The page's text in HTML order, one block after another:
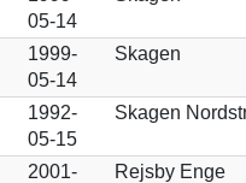
05-14
1999-
05-14
Skagen
1992-
05-15
Skagen
2001-
Rejsby Enge